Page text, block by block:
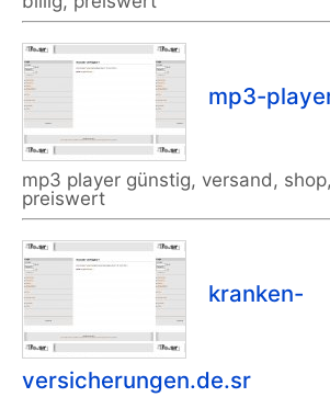
mp3-
mp3 player günstig, versand,
preiswert
kranken-
versicherungen.de.sr